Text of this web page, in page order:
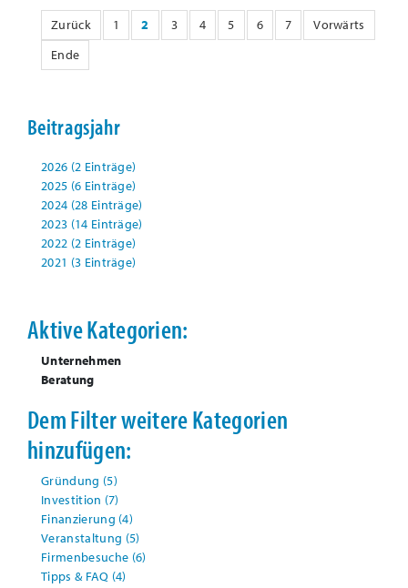
Zurück 1 2 3 4 5 6 7
Vorwärts
Ende
Beitragsjahr
2026 (2 Einträge)
2025 (6 Einträge)
2024 (28 Einträge)
2023 (14 Einträge)
2022 (2 Einträge)
2021 (3 Einträge)
Aktive Kategorien:
Unternehmen
Beratung
Dem Filter weitere Kategorien
hinzufügen:
Gründung (5)
Investition (7)
Finanzierung (4)
Veranstaltung (5)
Firmenbesuche (6)
Tipps & FAQ (4)